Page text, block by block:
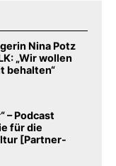
Nina Potz
„Wir wollen
behalten“
– Podcast
für die
[Partner-